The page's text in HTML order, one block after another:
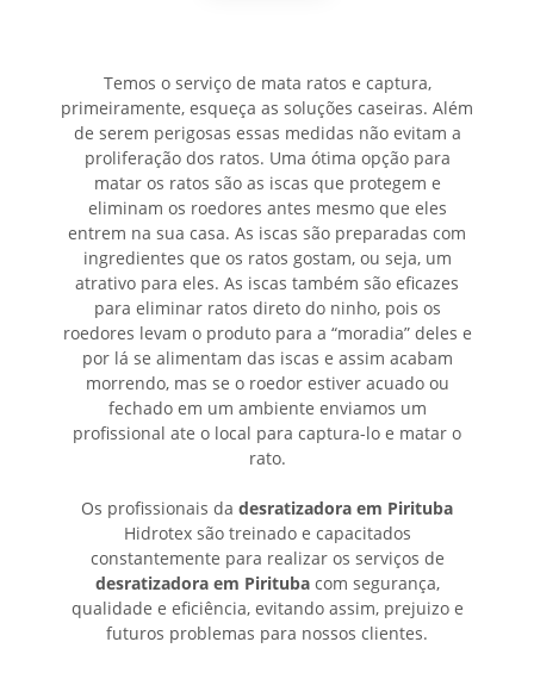
Temos o serviço de mata ratos e captura,
primeiramente, esqueça as soluções caseiras. Além
de serem perigosas essas medidas não evitam a
proliferação dos ratos. Uma ótima opção para
matar os ratos são as iscas que protegem e
eliminam os roedores antes mesmo que eles
entrem na sua casa. As iscas são preparadas com
ingredientes que os ratos gostam, ou seja, um
atrativo para eles. As iscas também são eficazes
para eliminar ratos direto do ninho, pois os
roedores levam o produto para a “moradia” deles e
por lá se alimentam das iscas e assim acabam
morrendo, mas se o roedor estiver acuado ou
fechado em um ambiente enviamos um
profissional ate o local para captura-lo e matar o
rato.
Os profissionais da desratizadora em Pirituba
Hidrotex são treinado e capacitados
constantemente para realizar os serviços de
desratizadora em Piritubacom segurança,
qualidade e eficiência, evitando assim, prejuizo e
futuros problemas para nossos clientes.